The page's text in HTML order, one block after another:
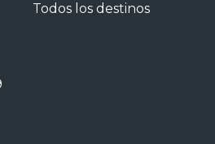
Todos los destinos